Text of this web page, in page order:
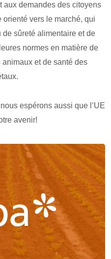
aux demandes des citoyens
vers le marché, qui
sûreté alimentaire et de
normes en matière de
et de santé des
espérons aussi que l’UE
avenir!